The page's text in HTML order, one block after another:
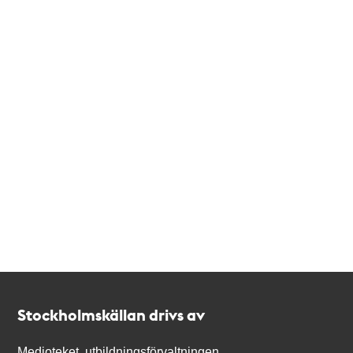
Stockholmskällan drivs av